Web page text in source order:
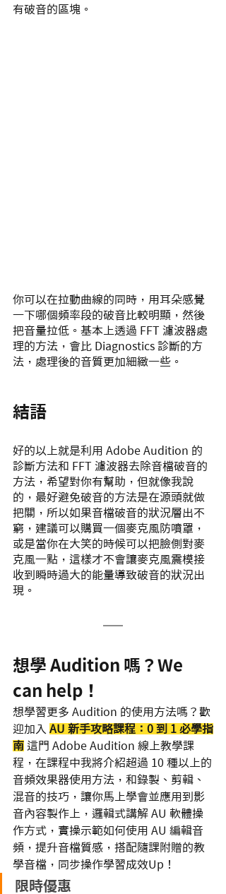
有破音的區塊。
你可以在拉動曲線的同時，用耳朵感覺
一下哪個頻率段的破音比較明顯，然後
把音量拉低。基本上透過 FFT 濾波器處
理的方法，會比 Diagnostics 診斷的方
法，處理後的音質更加細緻一些。
結語
好的以上就是利用 Adobe Audition 的
診斷方法和 FFT 濾波器去除音檔破音的
方法，希望對你有幫助，但就像我說
的，最好避免破音的方法是在源頭就做
把關，所以如果音檔破音的狀況層出不
窮，建議可以購買一個麥克風防噴罩，
或是當你在大笑的時候可以把臉側對麥
克風一點，這樣才不會讓麥克風震模接
收到瞬時過大的能量導致破音的狀況出
現。
想學 Audition 嗎？We
can help！
想學習更多 Audition 的使用方法嗎？歡
迎加入 AU 新手攻略課程：0 到 1 必學指
南 這門 Adobe Audition 線上教學課
程，在課程中我將介紹超過 10 種以上的
音頻效果器使用方法，和錄製、剪輯、
混音的技巧，讓你馬上學會並應用到影
音內容製作上，邏輯式講解 AU 軟體操
作方式，實操示範如何使用 AU 編輯音
頻，提升音檔質感，搭配隨課附贈的教
學音檔，同步操作學習成效Up！
限時優惠